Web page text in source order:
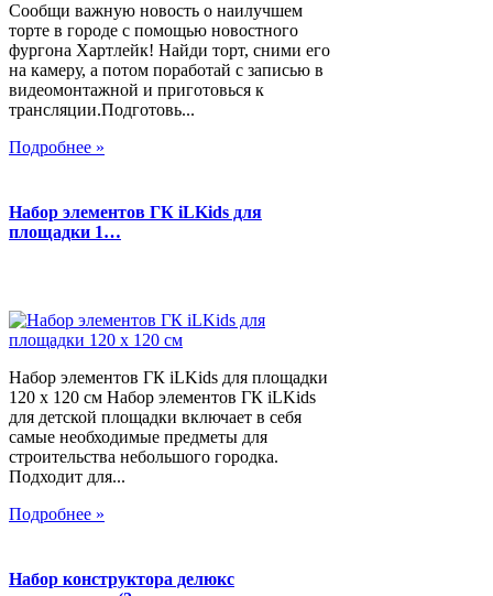
Сообщи важную новость о наилучшем
торте в городе с помощью новостного
фургона Хартлейк! Найди торт, сними его
на камеру, а потом поработай с записью в
видеомонтажной и приготовься к
трансляции.Подготовь...
Подробнее »
Набор элементов ГК iLKids для
площадки 1…
Набор элементов ГК iLKids для площадки
120 х 120 см Набор элементов ГК iLKids
для детской площадки включает в себя
самые необходимые предметы для
строительства небольшого городка.
Подходит для...
Подробнее »
Набор конструктора делюкс